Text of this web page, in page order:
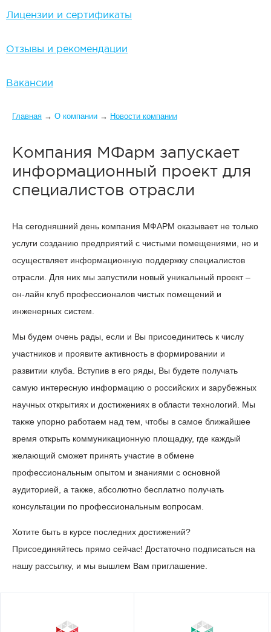
Лицензии и сертификаты
Отзывы и рекомендации
Вакансии
Вы здесь
Главная → О компании → Новости компании
Компания МФарм запускает
информационный проект для
специалистов отрасли
На сегодняшний день компания МФАРМ оказывает не только
услуги созданию предприятий с чистыми помещениями, но и
осуществляет информационную поддержку специалистов
отрасли. Для них мы запустили новый уникальный проект –
он-лайн клуб профессионалов чистых помещений и
инженерных систем.
Мы будем очень рады, если и Вы присоединитесь к числу
участников и проявите активность в формировании и
развитии клуба. Вступив в его ряды, Вы будете получать
самую интересную информацию о российских и зарубежных
научных открытиях и достижениях в области технологий. Мы
также упорно работаем над тем, чтобы в самое ближайшее
время открыть коммуникационную площадку, где каждый
желающий сможет принять участие в обмене
профессиональным опытом и знаниями с основной
аудиторией, а также, абсолютно бесплатно получать
консультации по профессиональным вопросам.
Хотите быть в курсе последних достижений?
Присоединяйтесь прямо сейчас! Достаточно подписаться на
нашу рассылку, и мы вышлем Вам приглашение.